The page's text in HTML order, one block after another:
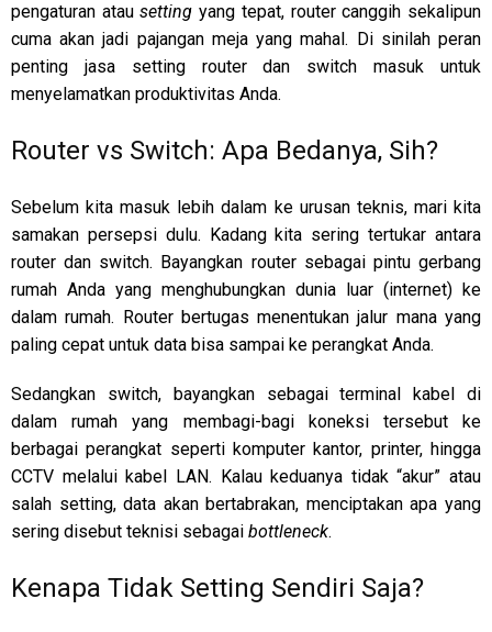
pengaturan atausetting yang tepat, router canggih sekalipun
cuma akan jadi pajangan meja yang mahal. Di sinilah peran
penting jasa setting router dan switch masuk untuk
menyelamatkan produktivitas Anda.
Router vs Switch: Apa Bedanya, Sih?
Sebelum kita masuk lebih dalam ke urusan teknis, mari kita
samakan persepsi dulu. Kadang kita sering tertukar antara
router dan switch. Bayangkan router sebagai pintu gerbang
rumah Anda yang menghubungkan dunia luar (internet) ke
dalam rumah. Router bertugas menentukan jalur mana yang
paling cepat untuk data bisa sampai ke perangkat Anda.
Sedangkan switch, bayangkan sebagai terminal kabel di
dalam rumah yang membagi-bagi koneksi tersebut ke
berbagai perangkat seperti komputer kantor, printer, hingga
CCTV melalui kabel LAN. Kalau keduanya tidak “akur” atau
salah setting, data akan bertabrakan, menciptakan apa yang
sering disebut teknisi sebagai bottleneck.
Kenapa Tidak Setting Sendiri Saja?